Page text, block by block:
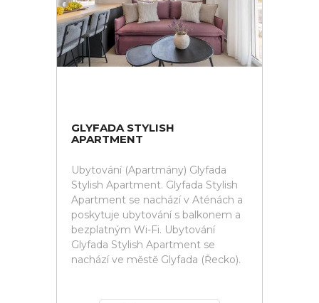
GLYFADA STYLISH
APARTMENT
Ubytování (Apartmány) Glyfada
Stylish Apartment. Glyfada Stylish
Apartment se nachází v Aténách a
poskytuje ubytování s balkonem a
bezplatným Wi-Fi. Ubytování
Glyfada Stylish Apartment se
nachází ve městě Glyfada (Řecko).